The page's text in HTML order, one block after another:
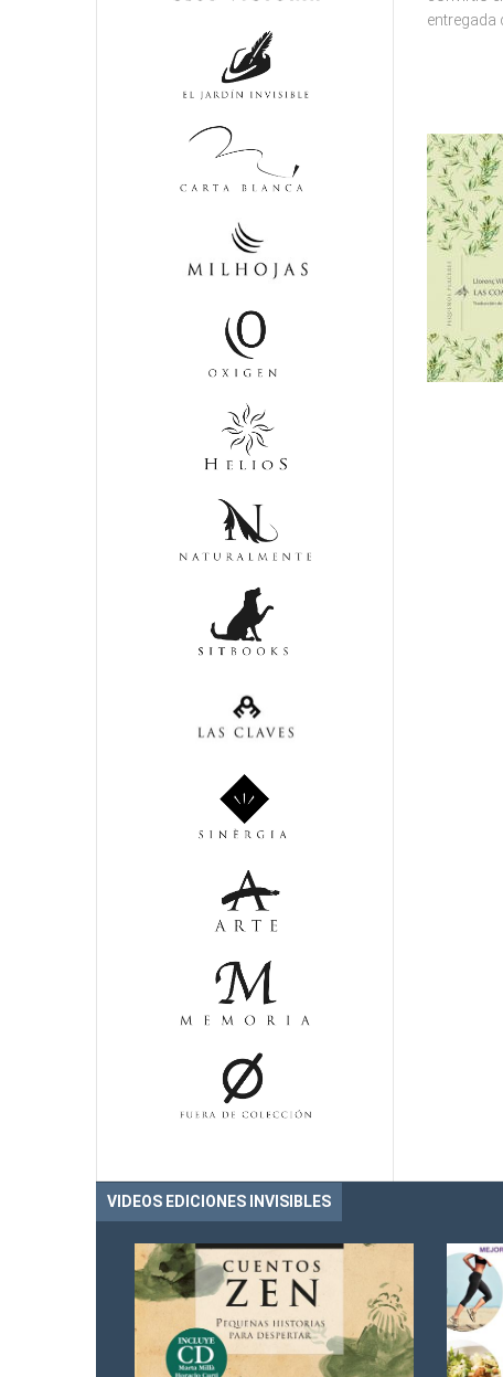
entregada
VIDEOS EDICIONES INVISIBLES